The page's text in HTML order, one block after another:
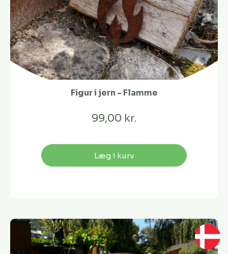
Figur i jern - Flamme
99,00 kr.
Læg i kurv